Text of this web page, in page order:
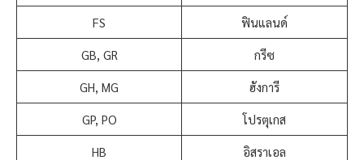
FS ฟินแลนด์
GB, GR กรีซ
GH, MG ฮังการี
GP, PO โปรตุเกส
HB อิสราเอล